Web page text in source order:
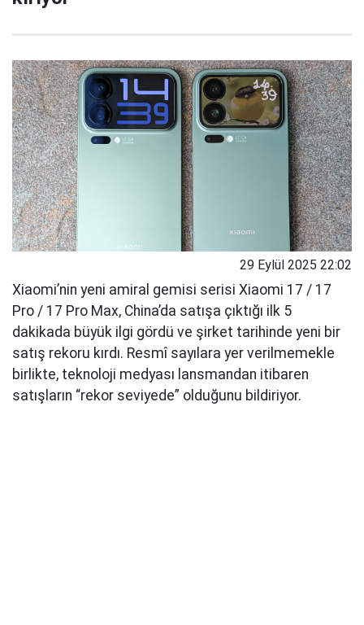
29 Eylül 2025 22:02
Xiaomi’nin yeni amiral gemisi serisi Xiaomi 17 / 17
Pro / 17 Pro Max, China’da satışa çıktığı ilk 5
dakikada büyük ilgi gördü ve şirket tarihinde yeni bir
satış rekoru kırdı. Resmî sayılara yer verilmemekle
birlikte, teknoloji medyası lansmandan itibaren
satışların “rekor seviyede” olduğunu bildiriyor.